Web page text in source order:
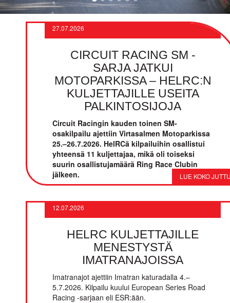
27.07.2026
CIRCUIT RACING SM -
SARJA JATKUI
MOTOPARKISSA – HELRC:N
KULJETTAJILLE USEITA
PALKINTOSIJOJA
Circuit Racingin kauden toinen SM-
osakilpailu ajettiin Virtasalmen Motoparkissa
25.–26.7.2026. HelRCä kilpailuihin osallistui
yhteensä 11 kuljettajaa, mikä oli toiseksi
suurin osallistujamäärä Ring Race Clubin
jälkeen.
12.07.2026
HELRC KULJETTAJILLE
MENESTYSTÄ
IMATRANAJOISSA
Imatranajot ajettiin Imatran katuradalla 4.–
5.7.2026. Kilpailu kuului European Series Road
Racing -sarjaan eli ESR:ään.